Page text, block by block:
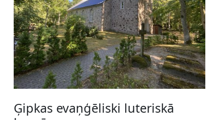
Ģipkas evaņģēliski luteriskā